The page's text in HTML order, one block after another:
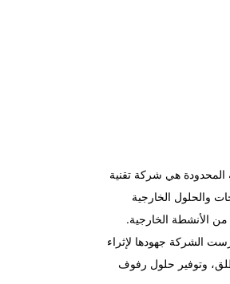
المحدودة هي شركة تقنية
والحلول الخارجية
من الأنشطة الخارجية.
الشركة جهودها لإثراء
وتوفير حلول رفوف